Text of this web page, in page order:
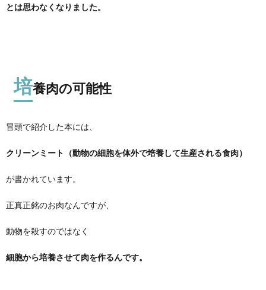
とは思わなくなりました。
培養肉の可能性
冒頭で紹介した本には、
クリーンミート（動物の細胞を体外で培養して生産される食肉）
が書かれています。
正真正銘のお肉なんですが、
動物を殺すのではなく
細胞から培養させて肉を作るんです。